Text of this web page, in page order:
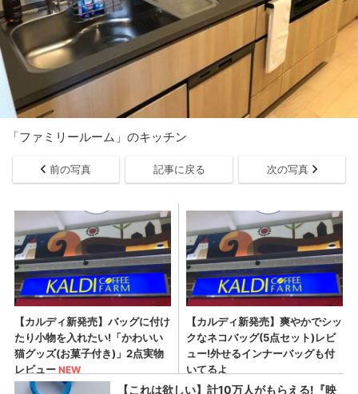
「ファミリールーム」のキッチン
前の写真 記事に戻る 次の写真